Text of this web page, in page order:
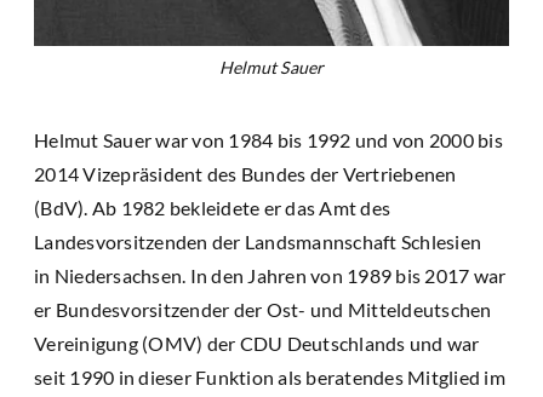
Helmut Sauer
Helmut Sauer war von 1984 bis 1992 und von 2000 bis
2014 Vizepräsident des Bundes der Vertriebenen
(BdV). Ab 1982 bekleidete er das Amt des
Landesvorsitzenden der Landsmannschaft Schlesien
in Niedersachsen. In den Jahren von 1989 bis 2017 war
er Bundesvorsitzender der Ost- und Mitteldeutschen
Vereinigung (OMV) der CDU Deutschlands und war
seit 1990 in dieser Funktion als beratendes Mitglied im